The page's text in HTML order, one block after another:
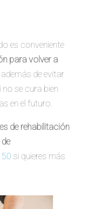
es conveniente
para volver a
de evitar
no se cura bien
en el futuro.
de rehabilitación
si quieres más